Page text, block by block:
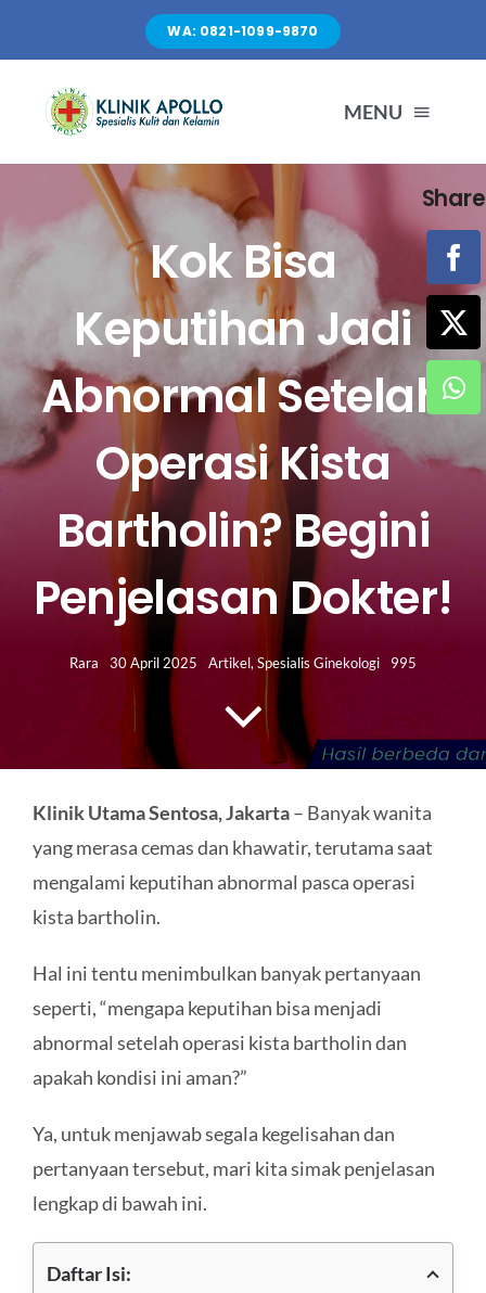
content
WA: 0821-1099-9870
MENU
TENTANG KAMI
LAYANAN
FASILITAS
ARTIKEL
HUBUNGI KAMI
Search
for:
Kok Bisa
Keputihan Jadi
Abnormal Setelah
Operasi Kista
Bartholin? Begini
Penjelasan Dokter!
Rara 30 April 2025 Artikel,Spesialis Ginekologi 995
Klinik Utama Sentosa, Jakarta– Banyak wanita
yang merasa cemas dan khawatir, terutama saat
mengalami keputihan abnormal pasca operasi
kista bartholin.
Hal ini tentu menimbulkan banyak pertanyaan
seperti, “mengapa keputihan bisa menjadi
abnormal setelah operasi kista bartholin dan
apakah kondisi ini aman?”
Ya, untuk menjawab segala kegelisahan dan
pertanyaan tersebut, mari kita simak penjelasan
lengkap di bawah ini.
Daftar Isi:
Share